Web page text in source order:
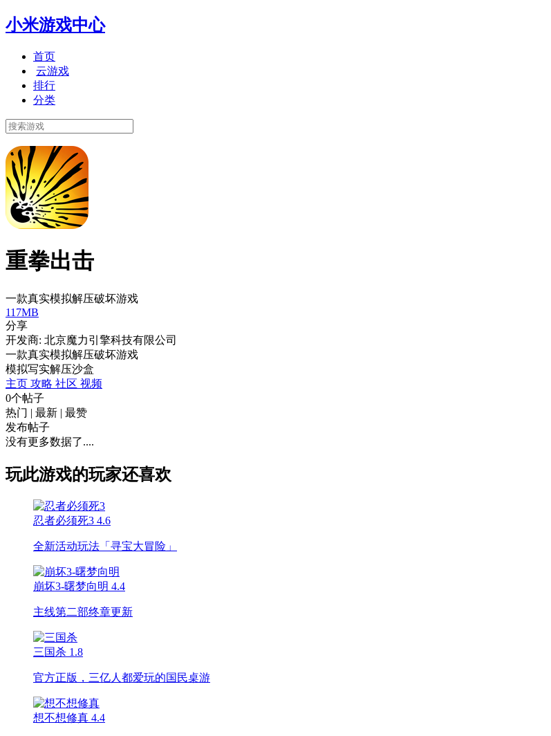
小米游戏中心
首页
云游戏
排行
分类
重拳出击
一款真实模拟解压破坏游戏
117MB
分享
开发商: 北京魔力引擎科技有限公司
一款真实模拟解压破坏游戏
模拟写实解压沙盒
主页 攻略 社区 视频
0个帖子
热门 | 最新 | 最赞
发布帖子
没有更多数据了....
玩此游戏的玩家还喜欢
忍者必须死3 4.6
全新活动玩法「寻宝大冒险」
崩坏3-曙梦向明 4.4
主线第二部终章更新
三国杀 1.8
官方正版，三亿人都爱玩的国民桌游
想不想修真 4.4